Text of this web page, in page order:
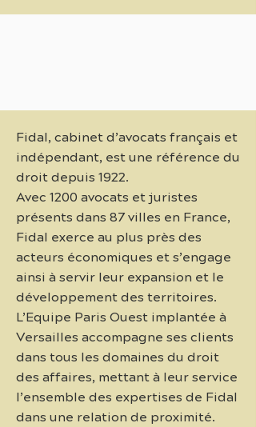
Fidal, cabinet d’avocats français et
indépendant, est une référence du
droit depuis 1922.
Avec 1200 avocats et juristes
présents dans 87 villes en France,
Fidal exerce au plus près des
acteurs économiques et s’engage
ainsi à servir leur expansion et le
développement des territoires.
L’Equipe Paris Ouest implantée à
Versailles accompagne ses clients
dans tous les domaines du droit
des affaires, mettant à leur service
l’ensemble des expertises de Fidal
dans une relation de proximité.